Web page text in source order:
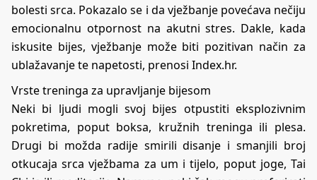
bolesti srca. Pokazalo se i da vježbanje povećava nečiju
emocionalnu otpornost na akutni stres. Dakle, kada
iskusite bijes, vježbanje može biti pozitivan način za
ublažavanje te napetosti, prenosi Index.hr.
Vrste treninga za upravljanje bijesom
Neki bi ljudi mogli svoj bijes otpustiti eksplozivnim
pokretima, poput boksa, kružnih treninga ili plesa.
Drugi bi možda radije smirili disanje i smanjili broj
otkucaja srca vježbama za um i tijelo, poput joge, Tai